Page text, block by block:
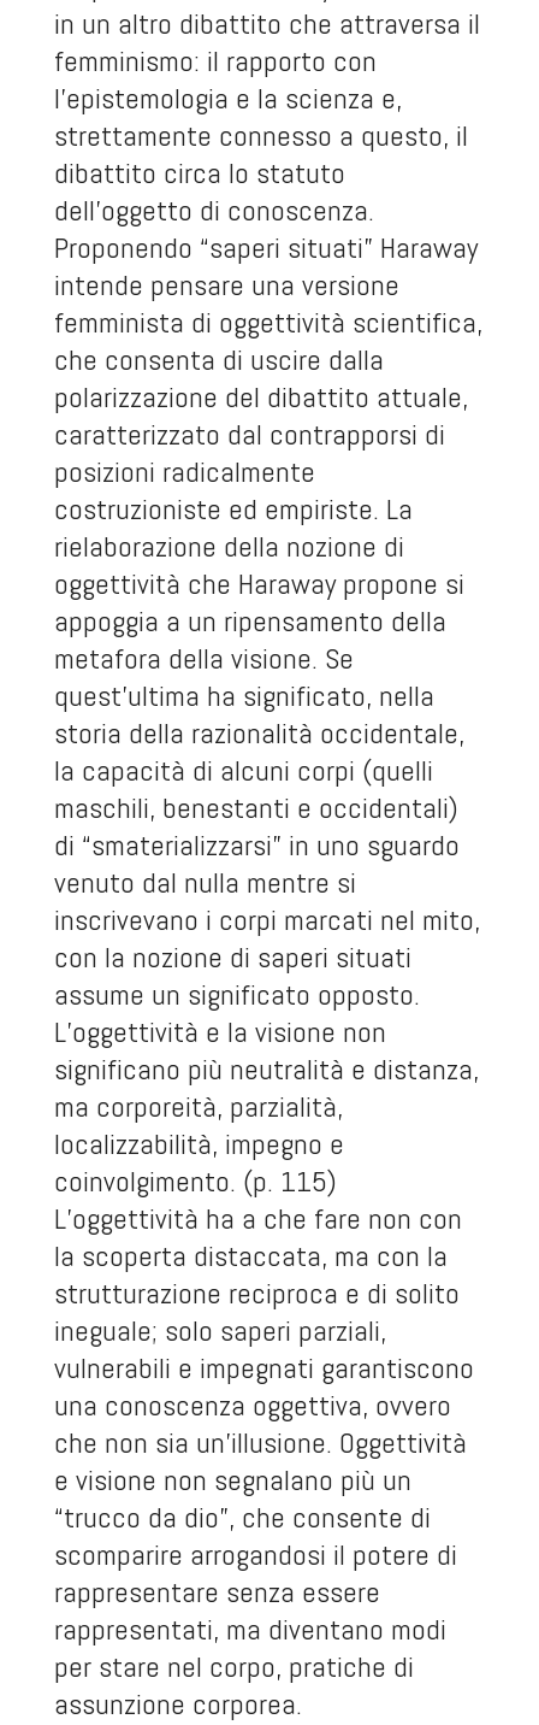
in un altro dibattito che attraversa il
femminismo: il rapporto con
l’epistemologia e la scienza e,
strettamente connesso a questo, il
dibattito circa lo statuto
dell’oggetto di conoscenza.
Proponendo “saperi situati” Haraway
intende pensare una versione
femminista di oggettività scientifica,
che consenta di uscire dalla
polarizzazione del dibattito attuale,
caratterizzato dal contrapporsi di
posizioni radicalmente
costruzioniste ed empiriste. La
rielaborazione della nozione di
oggettività che Haraway propone si
appoggia a un ripensamento della
metafora della visione. Se
quest’ultima ha significato, nella
storia della razionalità occidentale,
la capacità di alcuni corpi (quelli
maschili, benestanti e occidentali)
di “smaterializzarsi” in uno sguardo
venuto dal nulla mentre si
inscrivevano i corpi marcati nel mito,
con la nozione di saperi situati
assume un significato opposto.
L’oggettività e la visione non
significano più neutralità e distanza,
ma corporeità, parzialità,
localizzabilità, impegno e
coinvolgimento. (p. 115)
L’oggettività ha a che fare non con
la scoperta distaccata, ma con la
strutturazione reciproca e di solito
ineguale; solo saperi parziali,
vulnerabili e impegnati garantiscono
una conoscenza oggettiva, ovvero
che non sia un’illusione. Oggettività
e visione non segnalano più un
“trucco da dio”, che consente di
scomparire arrogandosi il potere di
rappresentare senza essere
rappresentati, ma diventano modi
per stare nel corpo, pratiche di
assunzione corporea.